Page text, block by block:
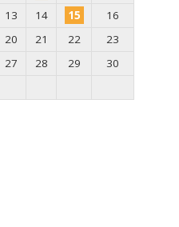
13 14 15
16
20 21 22
23
27 28 29
30